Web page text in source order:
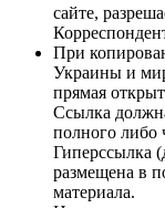
сайте,
При
Украины и
прямая
Ссылка
полного либо
Гиперссылка
размещена в
материала.